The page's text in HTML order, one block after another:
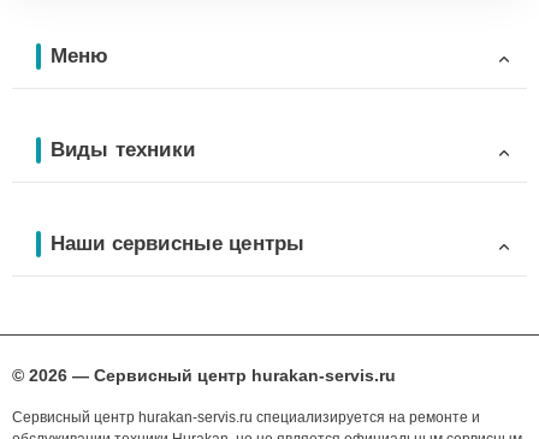
Меню
Виды техники
Наши сервисные центры
© 2026 — Сервисный центр hurakan-servis.ru
Сервисный центр hurakan-servis.ru специализируется на ремонте и